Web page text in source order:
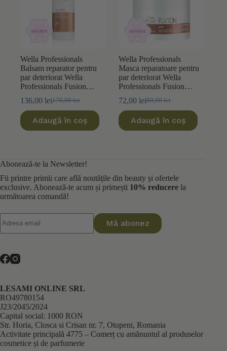
Wella Professionals
Balsam reparator pentru
par deteriorat Wella
Professionals Fusion
170,00lei
Prețul
inițial
a
fost:
136,00 leiPrețul
curent
este:
136,00 lei.
Adaugă în coș
Wella Professionals
Masca reparatoare pentru
par deteriorat Wella
Professionals Fusion
80,00lei
Prețul
inițial
a
fost:
72,00 leiPrețul
curent
este:
72,00 lei.
Adaugă în coș
Abonează-te la Newsletter!
Fii printre primii care află noutățile din beauty și ofertele
exclusive. Abonează-te acum și primești 10% reducere la
următoarea comandă!
Mă abonez
LESAMI ONLINE SRL
RO49780154
J23/2045/2024
Capital social: 1000 RON
Str. Horia, Closca si Crisan nr. 7, Otopeni, Romania
Activitate principală 4775 – Comerț cu amănuntul al produselor
cosmetice și de parfumerie